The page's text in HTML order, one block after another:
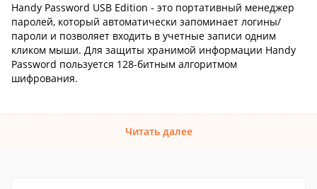
Handy Password USB Edition - это портативный менеджер
паролей, который автоматически запоминает логины/
пароли и позволяет входить в учетные записи одним
кликом мыши. Для защиты хранимой информации Handy
Password пользуется 128-битным алгоритмом
шифрования.
Читать далее